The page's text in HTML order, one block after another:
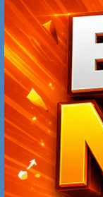
Diri Sebelum
Mengapa
Kebijakan Industri
Menjadi Magnet
5 Tips Sukses
Bisa Bertahan
Cara Dapat Cuan
Jadi Mesin Uang